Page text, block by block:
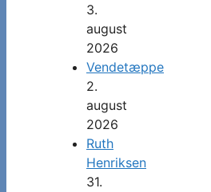
3.
august
2026
Vendetæppe
2.
august
2026
Ruth
Henriksen
31.